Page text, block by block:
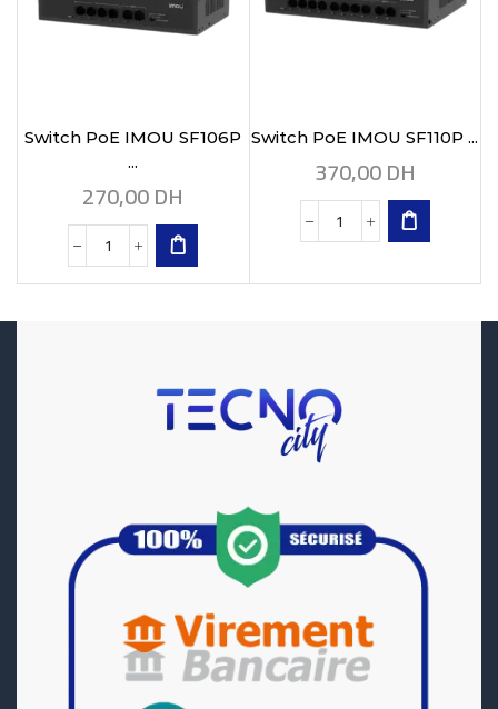
Switch PoE IMOU SF106P
...
270,00DH
Switch PoE IMOU SF110P ...
370,00DH